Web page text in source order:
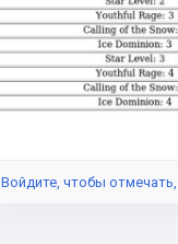
Войдите, чтобы